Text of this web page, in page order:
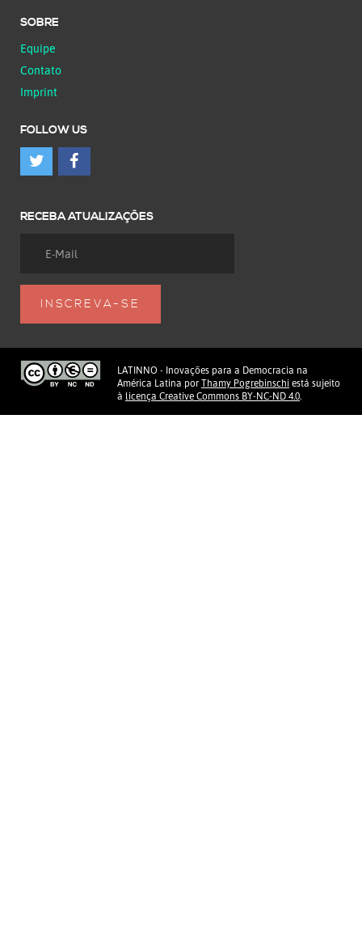
SOBRE
Equipe
Contato
Imprint
FOLLOW US
RECEBA ATUALIZAÇÕES
LATINNO - Inovações para a Democracia na
América Latina por Thamy Pogrebinschi está sujeito
à licença Creative Commons BY-NC-ND 4.0.